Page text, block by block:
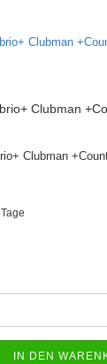
Clubman
Clubman
IN DEN